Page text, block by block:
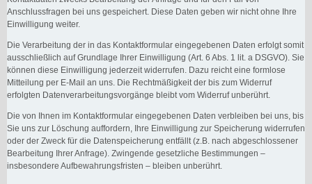
Anschlussfragen bei uns gespeichert. Diese Daten geben wir nicht ohne Ihre
Einwilligung weiter.
Die Verarbeitung der in das Kontaktformular eingegebenen Daten erfolgt somit
ausschließlich auf Grundlage Ihrer Einwilligung (Art. 6 Abs. 1 lit. a DSGVO). Sie
können diese Einwilligung jederzeit widerrufen. Dazu reicht eine formlose
Mitteilung per E-Mail an uns. Die Rechtmäßigkeit der bis zum Widerruf
erfolgten Datenverarbeitungsvorgänge bleibt vom Widerruf unberührt.
Die von Ihnen im Kontaktformular eingegebenen Daten verbleiben bei uns, bis
Sie uns zur Löschung auffordern, Ihre Einwilligung zur Speicherung widerrufen
oder der Zweck für die Datenspeicherung entfällt (z.B. nach abgeschlossener
Bearbeitung Ihrer Anfrage). Zwingende gesetzliche Bestimmungen –
insbesondere Aufbewahrungsfristen – bleiben unberührt.